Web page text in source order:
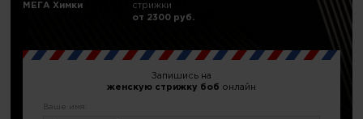
МЕГА Химки
стрижки
от 2300 руб.
Запишись на
женскую стрижку боб онлайн
Ваше имя: